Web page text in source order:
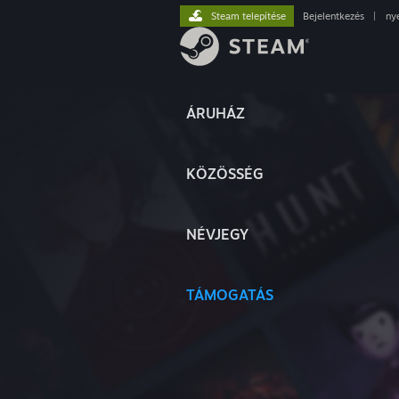
ÁRUHÁZ
KÖZÖSSÉG
NÉVJEGY
TÁMOGATÁS
Steam telepítése Bejelentkezés